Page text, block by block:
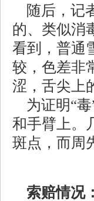
随后，记
的、类似消
看到，普通
较，色差非
涩，舌尖上
为证明“毒
和手臂上。
斑点，而周
索赔情况：